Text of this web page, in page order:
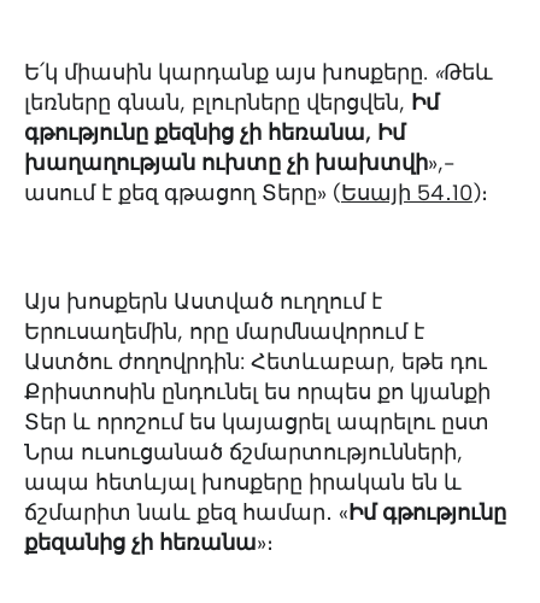
Ե՛կ միասին կարդանք այս խոսքերը. «Թեև
լեռները գնան, բլուրները վերցվեն, Իմ
գթությունը քեզնից չի հեռանա, Իմ
խաղաղության ուխտը չի խախտվի»,-
ասում է քեզ գթացող Տերը» (Եսայի 54․10)։
Այս խոսքերն Աստված ուղղում է
Երուսաղեմին, որը մարմնավորում է
Աստծու ժողովրդին: Հետևաբար, եթե դու
Քրիստոսին ընդունել ես որպես քո կյանքի
Տեր և որոշում ես կայացրել ապրելու ըստ
Նրա ուսուցանած ճշմարտությունների,
ապա հետևյալ խոսքերը իրական են և
ճշմարիտ նաև քեզ համար․ «Իմ գթությունը
քեզանից չի հեռանա»։